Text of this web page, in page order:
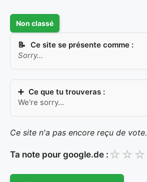
Non classé
Ce site se présente comme :
Sorry...
Ce que tu trouveras :
We're sorry...
Ce site n'a pas encore reçu de vote.
Ta note pour google.de : ☆ ☆ ☆